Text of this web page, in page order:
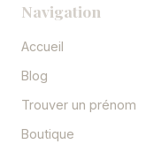
Navigation
Accueil
Blog
Trouver un prénom
Boutique